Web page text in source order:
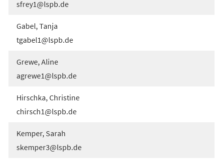
sfrey1
lspb de
Gabel, Tanja
tgabel1
lspb de
Grewe, Aline
agrewe1
lspb de
Hirschka, Christine
chirsch1
lspb de
Kemper, Sarah
skemper3
lspb de